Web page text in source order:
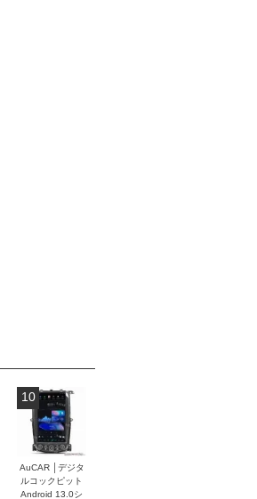
10
AuCAR │デジタ
ルコックピット
Android 13.0シ